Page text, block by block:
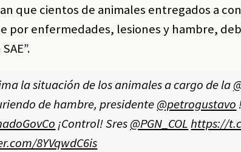
que cientos de animales entregados a
por enfermedades, lesiones y hambre,
la situación de los animales a cargo de la
de hambre, presidente@petrogustavo
¡Control! Sres@PGN_COL https://
8YVqwdC6is